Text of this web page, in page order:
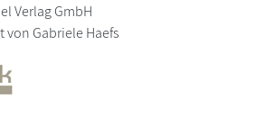
Verlag GmbH
von Gabriele Haefs